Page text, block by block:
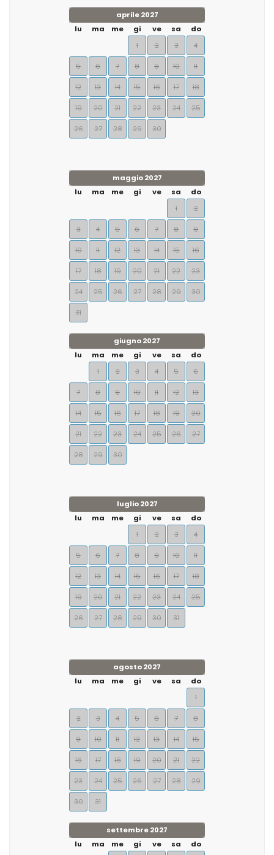
aprile 2027
lu
ma me gi ve sa
do
1
2 3 4
5 6 7 8 9 10 11
12 13 14 15 16 17 18
19 20 21 22 23 24 25
26 27 28 29 30
maggio 2027
lu
ma me gi ve sa
do
1
2
3 4 5 6 7 8 9
10 11 12 13 14 15 16
17 18 19 20 21 22 23
24 25 26 27 28 29 30
31
giugno 2027
lu
ma me gi ve sa
do
1
2 3 4 5 6
7 8 9 10 11 12 13
14 15 16 17 18 19 20
21 22 23 24 25 26 27
28 29 30
luglio 2027
lu
ma me gi ve sa
do
1
2 3 4
5 6 7 8 9 10 11
12 13 14 15 16 17 18
19 20 21 22 23 24 25
26 27 28 29 30 31
agosto 2027
lu
ma me gi ve sa
do
1
2 3 4 5 6 7 8
9 10 11 12 13 14 15
16 17 18 19 20 21 22
23 24 25 26 27 28 29
30 31
settembre 2027
lu
ma me gi ve sa do